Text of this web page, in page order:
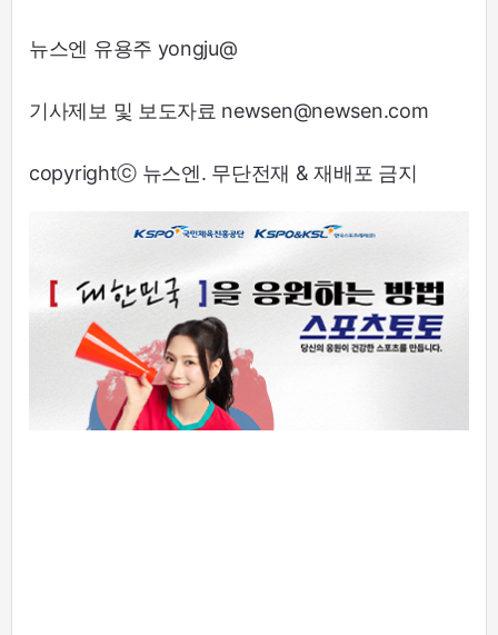
뉴스엔 유용주 yongju@
기사제보 및 보도자료 newsen@newsen.com
copyrightⓒ 뉴스엔. 무단전재 & 재배포 금지